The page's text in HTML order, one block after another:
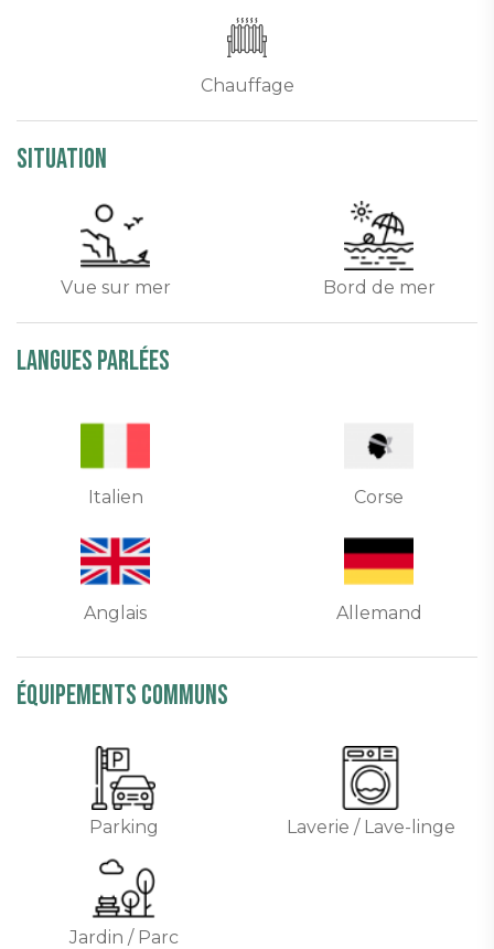
Chauffage
Situation
Vue sur mer Bord de mer
Langues parlées
Italien Corse
Anglais Allemand
équipements communs
Parking Laverie / Lave-linge
Jardin / Parc